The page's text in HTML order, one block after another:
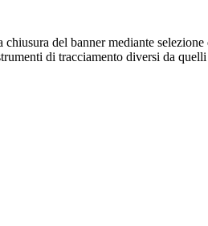
del banner mediante
di tracciamento diversi da